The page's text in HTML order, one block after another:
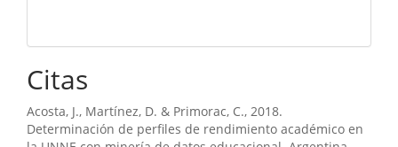
Citas
Acosta, J., Martínez, D. & Primorac, C., 2018.
Determinación de perfiles de rendimiento académico en